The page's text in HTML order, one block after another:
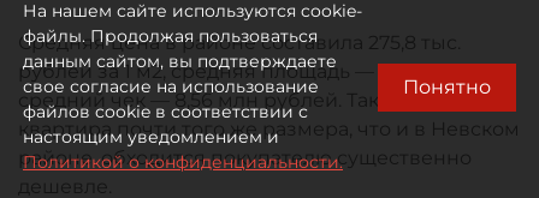
Средняя цена в районе составила 275,8 тыс.
рублей за 1 м2, средняя площадь — 31 м2,
средний чек — 8,56 млн рублей. Таким образом,
квартира почти того же размера, что и в Невском
районе, обходится покупателю существенно
дешевле.
На нашем сайте используются cookie-
файлы. Продолжая пользоваться
данным сайтом, вы подтверждаете
свое согласие на использование
файлов cookie в соответствии с
настоящим уведомлением и
Политикой о конфиденциальности.
Понятно